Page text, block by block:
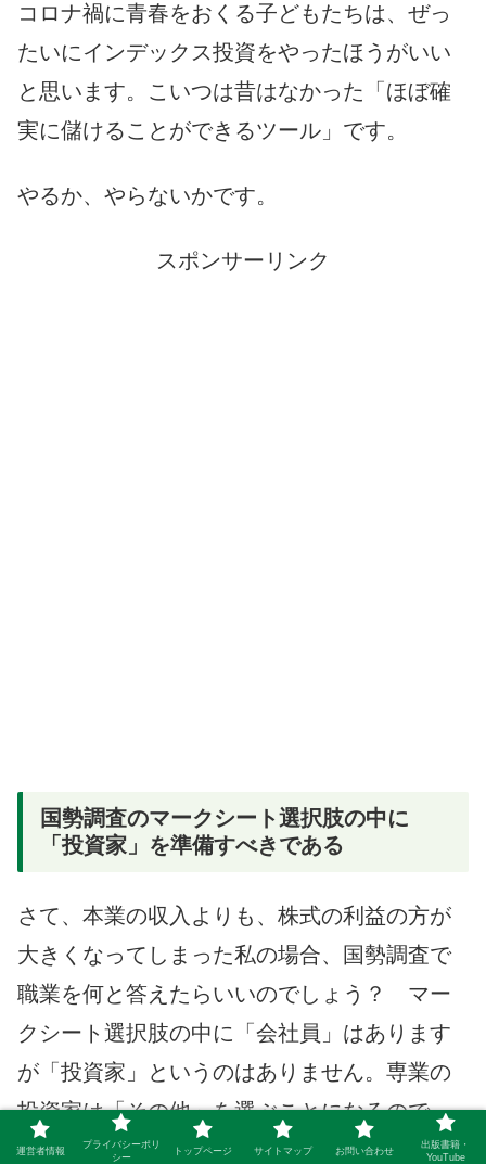
コロナ禍に青春をおくる子どもたちは、ぜっ
たいにインデックス投資をやったほうがいい
と思います。こいつは昔はなかった「ほぼ確
実に儲けることができるツール」です。
やるか、やらないかです。
スポンサーリンク
国勢調査のマークシート選択肢の中に
「投資家」を準備すべきである
さて、本業の収入よりも、株式の利益の方が
大きくなってしまった私の場合、国勢調査で
職業を何と答えたらいいのでしょう？ マー
クシート選択肢の中に「会社員」はあります
が「投資家」というのはありません。専業の
投資家は「その他」を選ぶことになるので
す。
運営者情報
プライバシーポリ
シー
トップページ サイトマップ お問い合わせ
出版書籍・
YouTube